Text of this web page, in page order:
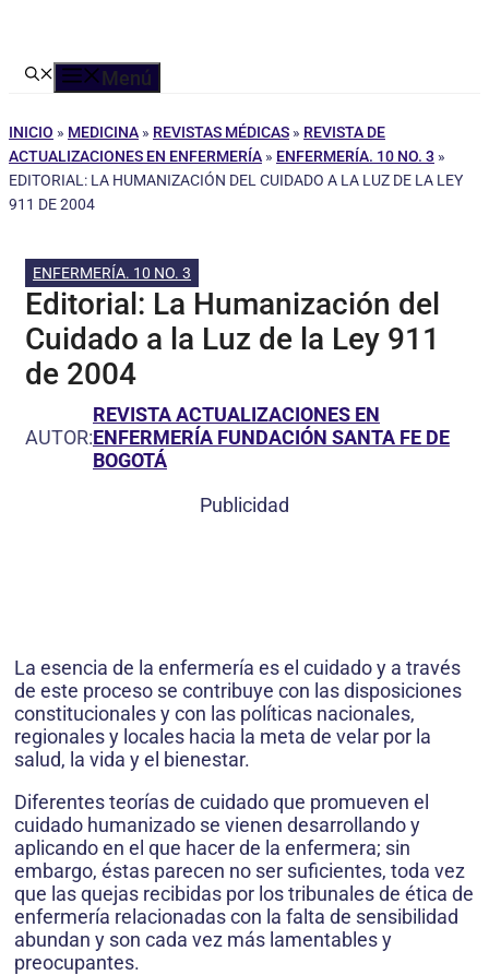
Menú
INICIO » MEDICINA » REVISTAS MÉDICAS » REVISTA DE
ACTUALIZACIONES EN ENFERMERÍA » ENFERMERÍA. 10 NO. 3 »
EDITORIAL: LA HUMANIZACIÓN DEL CUIDADO A LA LUZ DE LA LEY
911 DE 2004
ENFERMERÍA. 10 NO. 3
Editorial: La Humanización del
Cuidado a la Luz de la Ley 911
de 2004
AUTOR:
REVISTA ACTUALIZACIONES EN
ENFERMERÍA FUNDACIÓN SANTA FE DE
BOGOTÁ
Publicidad
La esencia de la enfermería es el cuidado y a través
de este proceso se contribuye con las disposiciones
constitucionales y con las políticas nacionales,
regionales y locales hacia la meta de velar por la
salud, la vida y el bienestar.
Diferentes teorías de cuidado que promueven el
cuidado humanizado se vienen desarrollando y
aplicando en el que hacer de la enfermera; sin
embargo, éstas parecen no ser suficientes, toda vez
que las quejas recibidas por los tribunales de ética de
enfermería relacionadas con la falta de sensibilidad
abundan y son cada vez más lamentables y
preocupantes.